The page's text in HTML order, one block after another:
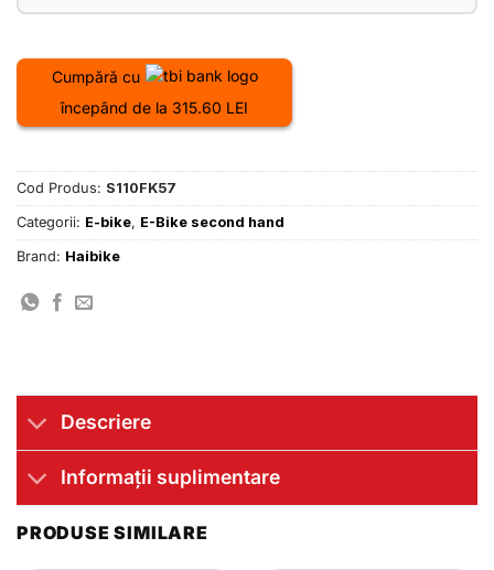
Cumpără cu
începând de la 315.60 LEI
Cod Produs: S110FK57
Categorii: E-bike, E-Bike second hand
Brand: Haibike
Descriere
Informații suplimentare
PRODUSE SIMILARE